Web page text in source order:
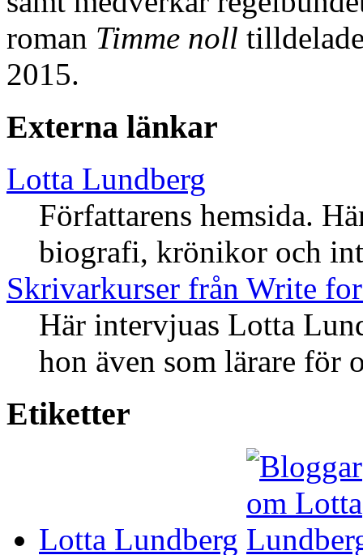
roman Timme noll
2015.
Externa länkar
Lotta Lundberg
Författarens hemsida.
biografi, krönikor och
Skrivarkurser från Write
Här intervjuas Lotta
hon även som lärare för
Etiketter
Lotta Lundberg